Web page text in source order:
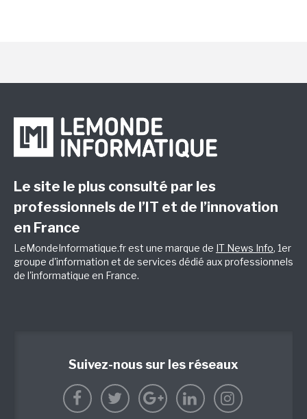
Le site le plus consulté par les
professionnels de l’IT et de l’innovation
en France
LeMondeInformatique.fr est une marque de IT News Info, 1er
groupe d'information et de services dédié aux professionnels
de l'informatique en France.
Suivez-nous sur les réseaux